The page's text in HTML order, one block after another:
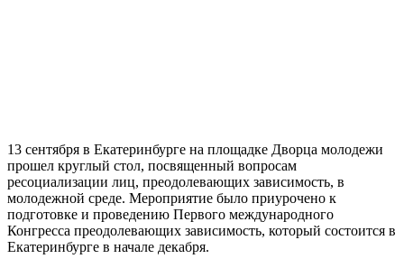
13 сентября в Екатеринбурге на площадке Дворца молодежи
прошел круглый стол, посвященный вопросам
ресоциализации лиц, преодолевающих зависимость, в
молодежной среде. Мероприятие было приурочено к
подготовке и проведению Первого международного
Конгресса преодолевающих зависимость, который состоится в
Екатеринбурге в начале декабря.